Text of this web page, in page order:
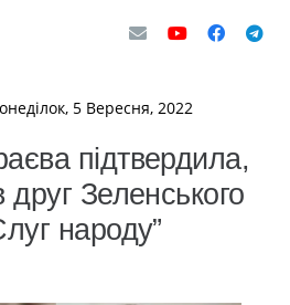
5 Вересня, 2022
підтвердила,
друг Зеленського
народу”